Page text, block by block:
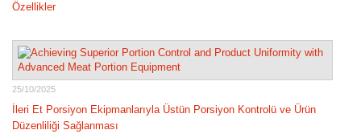
Özellikler
25/10/2025
İleri Et Porsiyon Ekipmanlarıyla Üstün Porsiyon Kontrolü ve Ürün
Düzenliliği Sağlanması